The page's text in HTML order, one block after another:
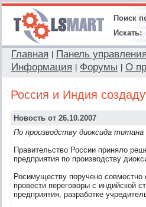
Поиск
Искать:
Главная Панель управления
Информация
Форумы О
Россия и Индия
Новость от 26.10.2007
По производству диоксида титана
Правительство России приняло
предприятия по производству
Росимуществу поручено
провести переговоры с индийской
предприятия, разработке